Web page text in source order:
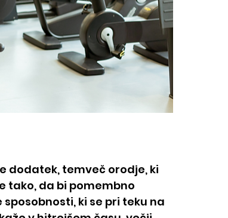
dodatek, temveč orodje, ki
tako, da bi pomembno
ki se pri teku na